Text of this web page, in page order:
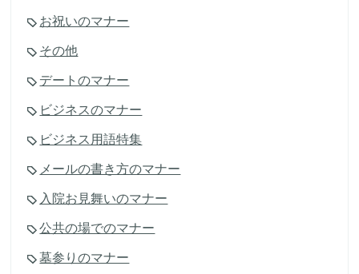
お祝いのマナー
その他
デートのマナー
ビジネスのマナー
ビジネス用語特集
メールの書き方のマナー
入院お見舞いのマナー
公共の場でのマナー
墓参りのマナー